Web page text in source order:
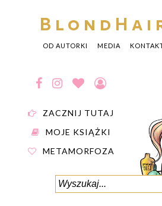
OD AUTORKI MEDIA
ZACZNIJ TUTAJ
MOJE KSIĄŻKI
METAMORFOZA